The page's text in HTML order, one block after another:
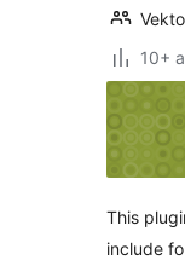
10+
This
include